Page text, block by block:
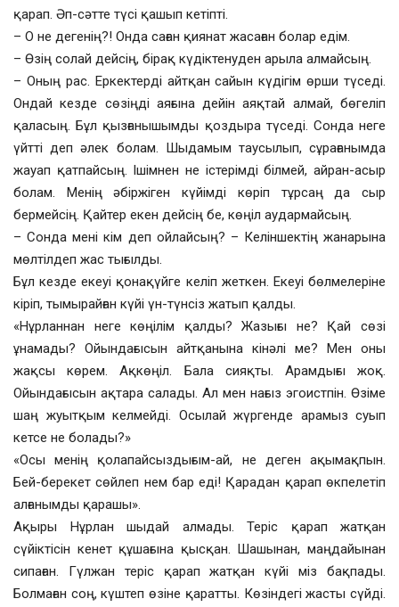
қарап. Әп-сәтте түсі қашып кетіпті.
– О не дегенің?! Онда саған қиянат жасаған болар едім.
– Өзің солай дейсің, бірақ күдіктенуден арыла алмайсың.
– Оның рас. Еркектерді айтқан сайын күдігім өрши түседі.
Ондай кезде сөзіңді аяғына дейін аяқтай алмай, бөгеліп
қаласың. Бұл қызғанышымды қоздыра түседі. Сонда неге
үйтті деп әлек болам. Шыдамым таусылып, сұрағанымда
жауап қатпайсың. Ішімнен не істерімді білмей, айран-асыр
болам. Менің әбіржіген күйімді көріп тұрсаң да сыр
бермейсің. Қайтер екен дейсің бе, көңіл аудармайсың.
– Сонда мені кім деп ойлайсың? – Келіншектің жанарына
мөлтілдеп жас тығылды.
Бұл кезде екеуі қонақүйге келіп жеткен. Екеуі бөлмелеріне
кіріп, тымырайған күйі үн-түнсіз жатып қалды.
«Нұрланнан неге көңілім қалды? Жазығы не? Қай сөзі
ұнамады? Ойындағысын айтқанына кінәлі ме? Мен оны
жақсы көрем. Ақкөңіл. Бала сияқты. Арамдығы жоқ.
Ойындағысын ақтара салады. Ал мен нағыз эгоистпін. Өзіме
шаң жуытқым келмейді. Осылай жүргенде арамыз суып
кетсе не болады?»
«Осы менің қолапайсыздығым-ай, не деген ақымақпын.
Бей-берекет сөйлеп нем бар еді! Қарадан қарап өкпелетіп
алғанымды қарашы».
Ақыры Нұрлан шыдай алмады. Теріс қарап жатқан
сүйіктісін кенет құшағына қысқан. Шашынан, маңдайынан
сипаған. Гүлжан теріс қарап жатқан күйі міз бақпады.
Болмаған соң, күштеп өзіне қаратты. Көзіндегі жасты сүйді.